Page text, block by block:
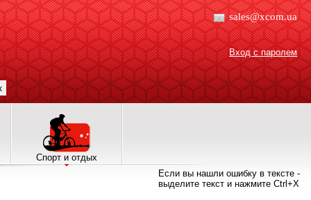
sales@xcom.ua
Вход с паролем
Спорт и отдых
Если вы нашли ошибку в тексте -
выделите текст и нажмите Ctrl+X